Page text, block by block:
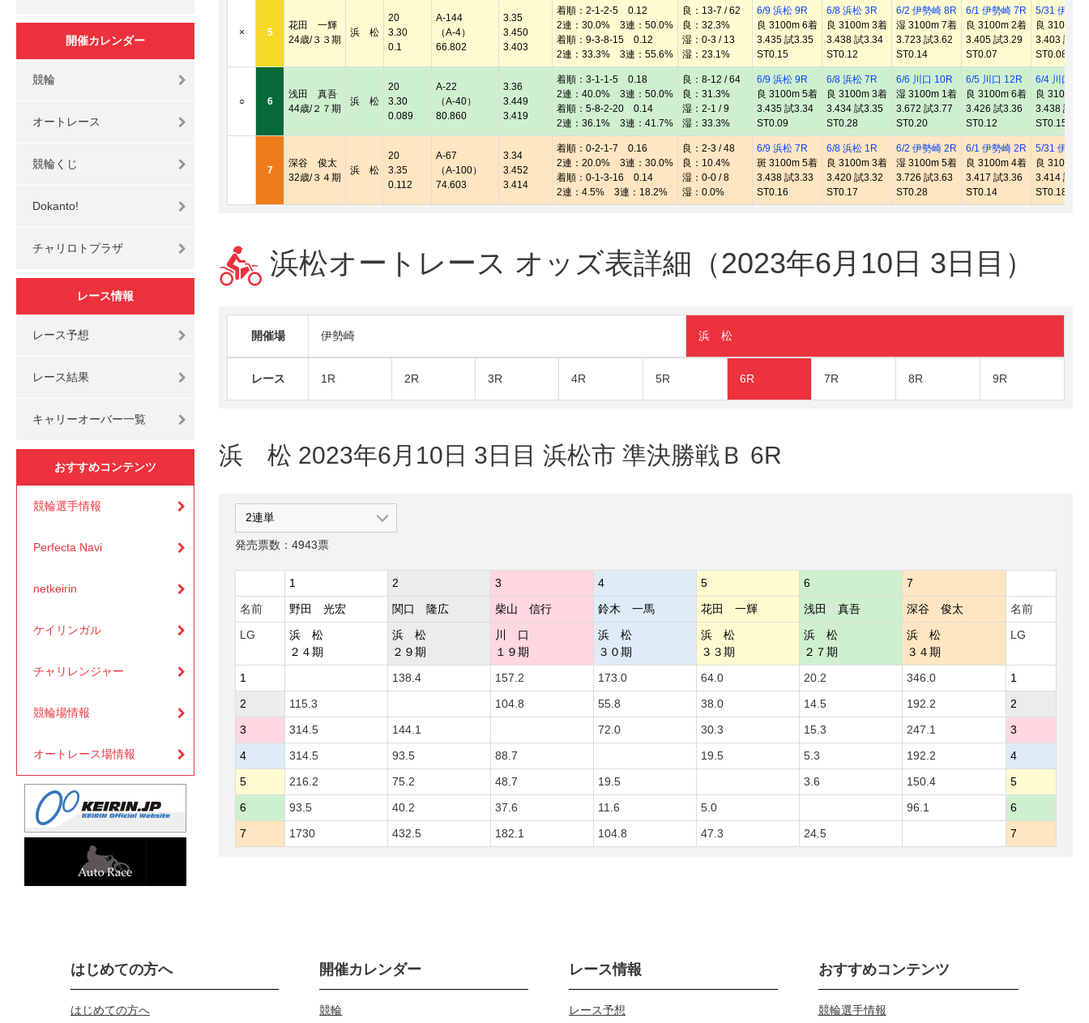
開催カレンダー
競輪
オートレース
競輪くじ
Dokanto!
チャリロトプラザ
レース情報
レース予想
レース結果
キャリーオーバー一覧
おすすめコンテンツ
競輪選手情報
Perfecta Navi
netkeirin
ケイリンガル
チャリレンジャー
競輪場情報
オートレース場情報
× 5
花田 一輝
24歳/３３期
浜 松
20
3.30
0.1
A-144
（A-4）
66.802
3.35
3.450
3.403
着順：2-1-2-5 0.12
2連：30.0% 3連：50.0%
着順：9-3-8-15 0.12
2連：33.3% 3連：55.6%
良：13-7 / 62
良：32.3%
湿：0-3 / 13
湿：23.1%
6/9 浜松 9R
良 3100m 6着
3.435 試3.35
ST0.15
6/8 浜松 3R
良 3100m 3着
3.438 試3.34
ST0.12
6/2 伊勢崎 8R
湿 3100m 7着
3.723 試3.62
ST0.14
6/1 伊勢崎 7R
良 3100m 2着
3.405 試3.29
ST0.07
5/31 伊勢崎
良 3100m 1
3.403 試
ST0.08
○ 6
浅田 真吾
44歳/２７期
浜 松
20
3.30
0.089
A-22
（A-40）
80.860
3.36
3.449
3.419
着順：3-1-1-5 0.18
2連：40.0% 3連：50.0%
着順：5-8-2-20 0.14
2連：36.1% 3連：41.7%
良：8-12 / 64
良：31.3%
湿：2-1 / 9
湿：33.3%
6/9 浜松 9R
良 3100m 5着
3.435 試3.34
ST0.09
6/8 浜松 7R
良 3100m 3着
3.434 試3.35
ST0.28
6/6 川口 10R
湿 3100m 1着
3.672 試3.77
ST0.20
6/5 川口 12R
良 3100m 6着
3.426 試3.36
ST0.12
6/4 川口 5R
良 3100m 2
3.438 試
ST0.15
7
深谷 俊太
32歳/３４期
浜 松
20
3.35
0.112
A-67
（A-100）
74.603
3.34
3.452
3.414
着順：0-2-1-7 0.16
2連：20.0% 3連：30.0%
着順：0-1-3-16 0.14
2連：4.5% 3連：18.2%
良：2-3 / 48
良：10.4%
湿：0-0 / 8
湿：0.0%
6/9 浜松 7R
斑 3100m 5着
3.438 試3.33
ST0.16
6/8 浜松 1R
良 3100m 3着
3.420 試3.32
ST0.17
6/2 伊勢崎 2R
湿 3100m 5着
3.726 試3.63
ST0.28
6/1 伊勢崎 2R
良 3100m 4着
3.417 試3.36
ST0.14
5/31 伊勢崎
良 3100m 4
3.414 試
ST0.18
浜松オートレース オッズ表詳細（2023年6月10日 3日目）
開催場 伊勢崎 浜 松
レース 1R 2R 3R 4R 5R 6R 7R 8R 9R
浜 松 2023年6月10日 3日目 浜松市 準決勝戦Ｂ 6R
発売票数：4943票
1 2 3 4 5 6
7
名前
野田 光宏 関口 隆広 柴山 信行 鈴木 一馬 花田 一輝 浅田 真吾 深谷 俊太
名前
LG
浜 松
２４期
浜 松
２９期
川 口
１９期
浜 松
３０期
浜 松
３３期
浜 松
２７期
浜 松
３４期
LG
1 138.4 157.2 173.0 64.0 20.2 346.0
1
2
115.3 104.8 55.8 38.0 14.5 192.2
2
3
314.5 144.1 72.0 30.3 15.3 247.1
3
4
314.5 93.5 88.7 19.5 5.3 192.2
4
5
216.2 75.2 48.7 19.5 3.6 150.4
5
6
93.5 40.2 37.6 11.6 5.0 96.1
6
7
1730 432.5 182.1 104.8 47.3 24.5 7
はじめての方へ
はじめての方へ
開催カレンダー
競輪
レース情報
レース予想
おすすめコンテンツ
競輪選手情報